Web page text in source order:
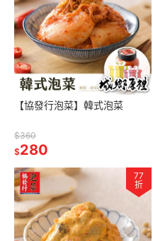
【協發行泡菜】韓式泡菜
$360
$280
77
折